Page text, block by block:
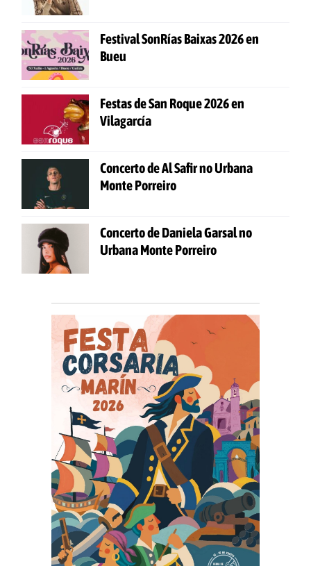
Festival SonRías Baixas 2026 en
Bueu
Festas de San Roque 2026 en
Vilagarcía
Concerto de Al Safir no Urbana
Monte Porreiro
Concerto de Daniela Garsal no
Urbana Monte Porreiro